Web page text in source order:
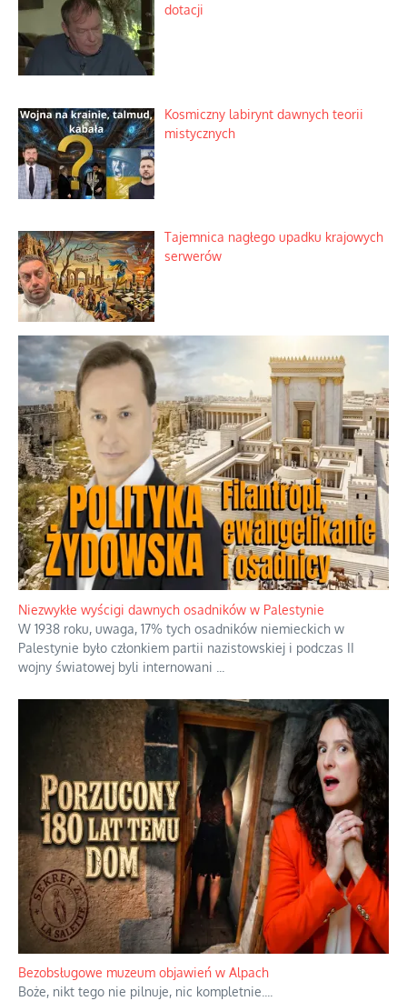
dotacji
Kosmiczny labirynt dawnych teorii
mistycznych
Tajemnica nagłego upadku krajowych
serwerów
Niezwykłe wyścigi dawnych osadników w Palestynie
W 1938 roku, uwaga, 17% tych osadników niemieckich w
Palestynie było członkiem partii nazistowskiej i podczas II
wojny światowej byli internowani
Bezobsługowe muzeum objawień w Alpach
Boże, nikt tego nie pilnuje, nic kompletnie.